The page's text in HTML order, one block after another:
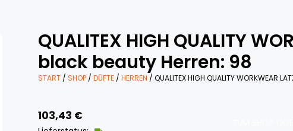
QUALITEX HIGH QUALITY
black beauty Herren: 98
START / SHOP / DÜFTE / HERREN / QUALITEX HIGH QUALITY WORKWEAR
103,43 €